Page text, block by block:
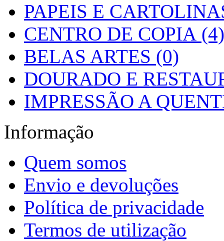
PAPEIS E
CENTRO DE COPIA (4)
BELAS ARTES (0)
DOURADO E
IMPRESSÃO A
Informação
Quem somos
Envio e devoluções
Política de privacidade
Termos de utilização